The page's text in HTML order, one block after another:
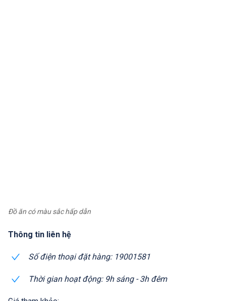
Đồ ăn có màu sắc hấp dẫn
Thông tin liên hệ
Số điện thoại đặt hàng: 19001581
Thời gian hoạt động: 9h sáng - 3h đêm